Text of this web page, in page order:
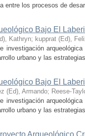
entre los procesos de
Bajo El
Kathryn; kupprat (Ed),
investigación
urbano y las
Bajo El
(Ed), Armando; Reese-
investigación
urbano y las
Arqueológico